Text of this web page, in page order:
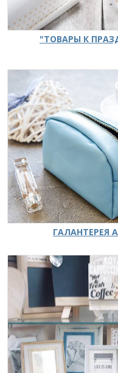
"ТОВАРЫ К
ГАЛАНТЕРЕЯ